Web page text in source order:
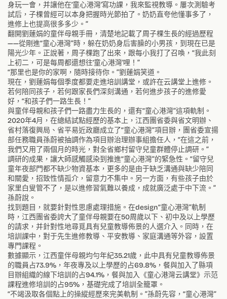
身玩一會，并讓他在‘童心港灣’寫功課，我來監視教導。屢次測驗考
試后，子棵曾經可以本身把握時光節拍了。奶奶直夸他懂事多了，
進修上也提高很多多少。”
翻開劉蓮娟的童伴母親手冊，清楚地記載了周子棵生長的經過歷程
——從剛進“童心港灣”時，躲在奶奶身后害臊的小男孩，到現在已是
陽光少年。正說著，周子棵跑了出來，跟每小我打了召喚，“我此刻
上初二，可是每周都還想往‘童心港灣’哩！”
“那里也是你的家啊，隨時接待你。”劉蓮娟笑道。
現在，劉蓮娟每個季度都要走進培訓講堂，或許在云講堂上進修。
若何陪同孩子，若何跟家長們深刻溝通，若何進步孩子的進修愛
好，“和孩子們一路生長！”
與童伴母親和孩子們一路盡力生長的，還有“童心港灣”這項軌制。
2020年4月，在總結試點經歷的基本上，江西團省委與省文明辦、
省村落復興局、省平易近政廳成立了“童心港灣”項目辦，團省委宣揚
部任務職員孫蔚被抽調作為項目辦治理辦事組擔任人，“在這之前，
我們又用了兩個月的時光，對全省鄉村留守兒童群體停止調研。”
調研的成果，讓大師感觸感染到推進“童心港灣”的緊急性。“留守兒
童年夜部門都不缺少物資基本，更多的是由于缺乏溝通與缺少陪同
和關愛，招致性情孤介，留意力不集中。另一方面，有些孩子由於
家里白叟管不了，是以進修習氣難以養成，成就廣泛處于中下流。”
孫蔚說。
找到題目，就要針對性思慮處理措施。在design“童心港灣”軌制
時，江西團省委誇大了童伴母親要在50周歲以下、初中及以上學歷
的請求，并針對性地尋覓具有兒童教導佈景的人選介入。同時，在
培訓課中，對于先生進修教導、平安教導、家庭溝通等外容，設置
專門課程。
數據顯示，江西童伴母親均勻年紀35.21歲，此中具有兒童教導佈景
的職員占73.9%，年夜專及以上學歷的占69.8%，餐與加入了縣項
目辦組織的線下培訓的占94.1%，餐與加入《童心港灣云講堂》示范
課程進修培訓的占95%，基礎完成了培訓全籠罩。
“不竭汲取各個點上的操縱經歷來完美軌制。”孫蔚先容，“童心港灣”